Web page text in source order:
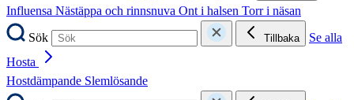
Influensa Nästäppa och rinnsnuva Ont i halsen Torr i näsan
Sök
Tillbaka
Se alla
Hosta
Hostdämpande Slemlösande